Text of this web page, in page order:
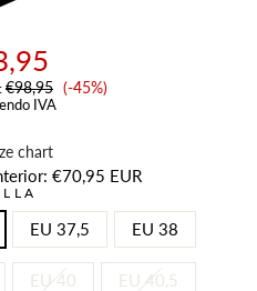
€98,95 Precio
(-45%)
IVA
chart
€70,95 EUR
EU 37,5 EU 38
EU 40 EU 40,5